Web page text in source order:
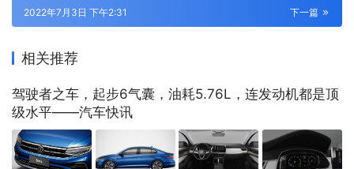
下一篇
2022年7月3日 下午2:31
相关推荐
驾驶者之车，起步6气囊，油耗5.76L，连发动机都是顶
级水平——汽车快讯